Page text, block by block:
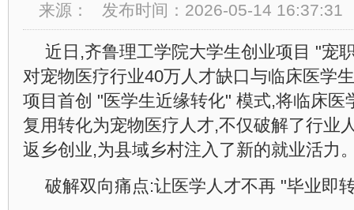
来源： 发布时间： 2026-05-14 16:37:31
近日,齐鲁理工学院大学生创业项目 "宠
对宠物医疗行业40万人才缺口与临床医学
项目首创 "医学生近缘转化" 模式,将临床医
复用转化为宠物医疗人才,不仅破解了行业
返乡创业,为县域乡村注入了新的就业活力
破解双向痛点:让医学人才不再 "毕业即